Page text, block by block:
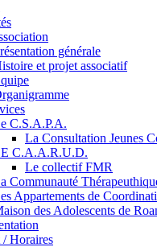
générale
et projet associatif
C.S.A.P.A.
La Consultation Jeunes
C.A.A.R.U.D.
Le collectif FMR
Communauté
Appartements de
des Adolescents de
/ Horaires